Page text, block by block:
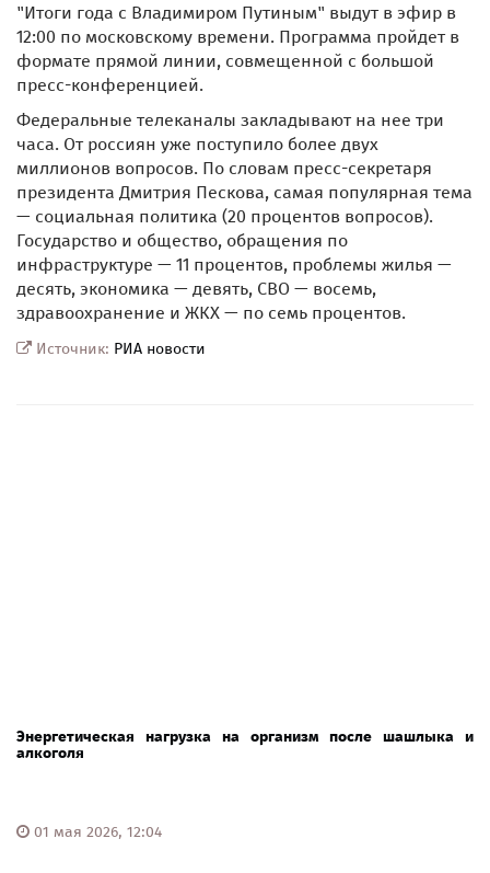
"Итоги года с Владимиром Путиным" выдут в эфир в
12:00 по московскому времени. Программа пройдет в
формате прямой линии, совмещенной с большой
пресс-конференцией.
Федеральные телеканалы закладывают на нее три
часа. От россиян уже поступило более двух
миллионов вопросов. По словам пресс-секретаря
президента Дмитрия Пескова, самая популярная тема
— социальная политика (20 процентов вопросов).
Государство и общество, обращения по
инфраструктуре — 11 процентов, проблемы жилья —
десять, экономика — девять, СВО — восемь,
здравоохранение и ЖКХ — по семь процентов.
Источник: РИА новости
Энергетическая нагрузка на организм после шашлыка и
алкоголя
01 мая 2026, 12:04